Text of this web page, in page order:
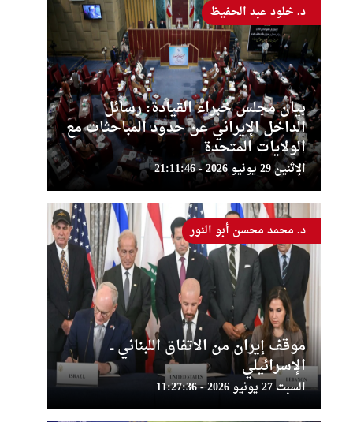
بيان مجلس خبراء القيادة: رسائل
الداخل الإيراني عن حدود المباحثات مع
الولايات المتحدة
الإثنين 29 يونيو 2026 - 21:11:46
د. خلود عبد الحفيظ
موقف إيران من الاتفاق اللبناني ــ
الإسرائيلي
السبت 27 يونيو 2026 - 11:27:36
د. محمد محسن أبو النور